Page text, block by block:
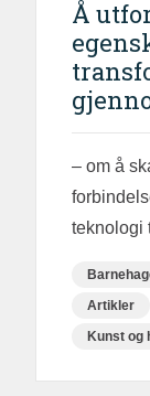
Å
– om å
teknologi
Artikler
Kunst og